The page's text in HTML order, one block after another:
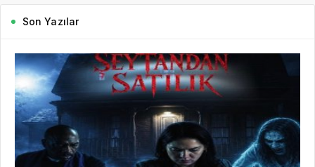
Son Yazılar